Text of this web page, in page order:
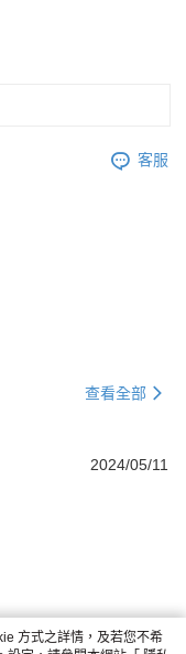
客服
查看全部
2024/05/11
方式之詳情，及若您不希